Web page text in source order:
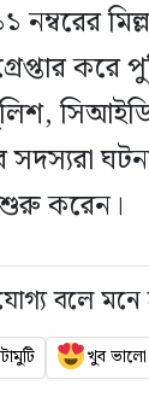
করে
শুরু করেন।
বলে
খুব ভালো